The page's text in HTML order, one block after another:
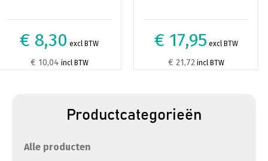
€ 8,30 excl BTW
€ 10,04 incl BTW
€ 17,95 excl BTW
€ 21,72 incl BTW
Productcategorieën
Alle producten